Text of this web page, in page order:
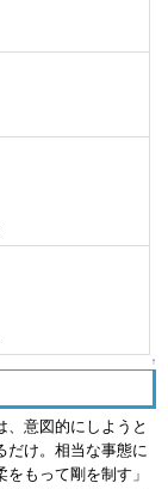
↑
、意図的にしようと
だけ。相当な事態に
もって剛を制す」